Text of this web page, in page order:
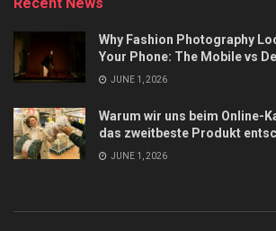
Why Fashion Photography
Your Phone: The Mobile vs
JUNE 1, 2026
Warum wir uns beim Online-
das zweitbeste Produkt
JUNE 1, 2026